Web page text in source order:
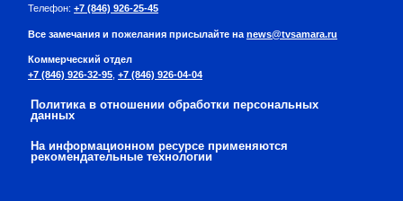
Телефон: +7 (846) 926-25-45
Все замечания и пожелания присылайте на news@tvsamara.ru
Коммерческий отдел
+7 (846) 926-32-95 +7 (846) 926-04-04
Политика в отношении обработки персональных
данных
На информационном ресурсе применяются
рекомендательные технологии